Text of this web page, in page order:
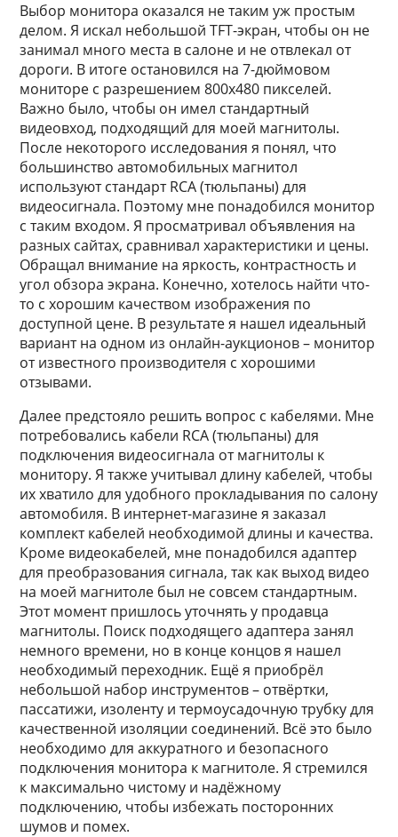
Выбор монитора оказался не таким уж простым
делом. Я искал небольшой TFT-экран, чтобы он не
занимал много места в салоне и не отвлекал от
дороги. В итоге остановился на 7-дюймовом
мониторе с разрешением 800x480 пикселей.
Важно было, чтобы он имел стандартный
видеовход, подходящий для моей магнитолы.
После некоторого исследования я понял, что
большинство автомобильных магнитол
используют стандарт RCA (тюльпаны) для
видеосигнала. Поэтому мне понадобился монитор
с таким входом. Я просматривал объявления на
разных сайтах, сравнивал характеристики и цены.
Обращал внимание на яркость, контрастность и
угол обзора экрана. Конечно, хотелось найти что-
то с хорошим качеством изображения по
доступной цене. В результате я нашел идеальный
вариант на одном из онлайн-аукционов – монитор
от известного производителя с хорошими
отзывами.
Далее предстояло решить вопрос с кабелями. Мне
потребовались кабели RCA (тюльпаны) для
подключения видеосигнала от магнитолы к
монитору. Я также учитывал длину кабелей, чтобы
их хватило для удобного прокладывания по салону
автомобиля. В интернет-магазине я заказал
комплект кабелей необходимой длины и качества.
Кроме видеокабелей, мне понадобился адаптер
для преобразования сигнала, так как выход видео
на моей магнитоле был не совсем стандартным.
Этот момент пришлось уточнять у продавца
магнитолы. Поиск подходящего адаптера занял
немного времени, но в конце концов я нашел
необходимый переходник. Ещё я приобрёл
небольшой набор инструментов – отвёртки,
пассатижи, изоленту и термоусадочную трубку для
качественной изоляции соединений. Всё это было
необходимо для аккуратного и безопасного
подключения монитора к магнитоле. Я стремился
к максимально чистому и надёжному
подключению, чтобы избежать посторонних
шумов и помех.